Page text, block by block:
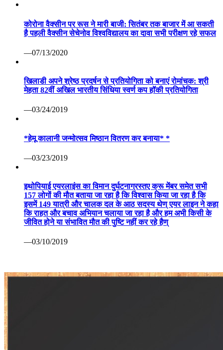
कोरोना वैक्सीन पर रूस ने मारी बाजी: सितंबर तक बाजार में आ सकती
है पहली वैक्सीन सेचेनोव विश्वविद्यालय का दावा सभी परीक्षण रहे सफल
—07/13/2020
खिलाडी अपने श्रेष्ठ प्रदर्षन से प्रतियोगिता को बनाएं रोमांचक: श्री
मेहता 82वीं अखिल भारतीय सिंधिया स्वर्ण कप हॉकी प्रतियोगिता
—03/24/2019
*हेमू कालानी जन्मोत्सव मिष्ठान वितरण कर बनाया* *
—03/23/2019
इथोपियाई एयरलाइंस का विमान दुर्घटनाग्रस्तए क्रू मेंबर समेत सभी
157 लोगों की मौत बताया जा रहा है कि विश्वास किया जा रहा है कि
इसमें 149 यात्री और चालक दल के आठ सदस्य थेण् एयर लाइन ने कहा
कि राहत और बचाव अभियान चलाया जा रहा है और हम अभी किसी के
जीवित होने या संभावित मौत की पुष्टि नहीं कर रहे हैण्
—03/10/2019